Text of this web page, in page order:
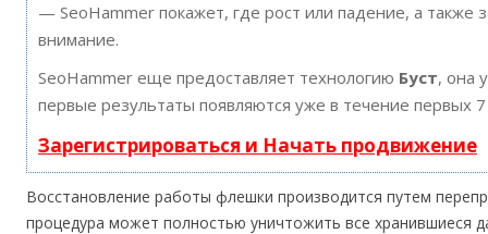
— SeoHammer покажет, где рост или падение, а также
внимание.
SeoHammer еще предоставляет технологию Буст, она
первые результаты появляются уже в течение первых
Зарегистрироваться и Начать продвижение
Восстановление работы флешки производится путем
процедура может полностью уничтожить все хранившиеся